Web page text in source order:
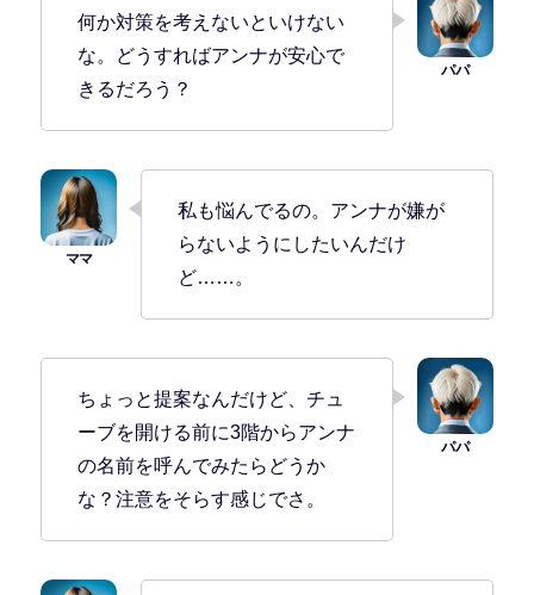
何か対策を考えないといけない
な。どうすればアンナが安心で
きるだろう？
私も悩んでるの。アンナが嫌が
らないようにしたいんだけ
ど……。
ちょっと提案なんだけど、チュ
ーブを開ける前に3階からアンナ
の名前を呼んでみたらどうか
な？注意をそらす感じでさ。